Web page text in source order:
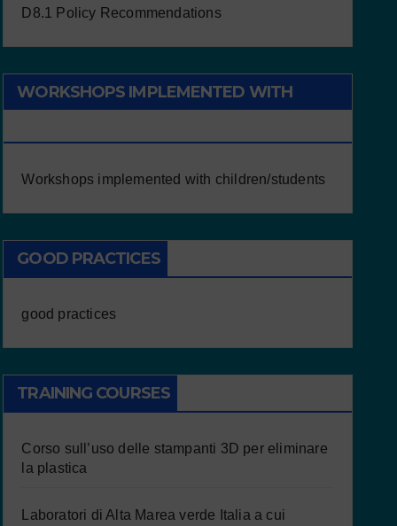
D8.1 Policy Recommendations
WORKSHOPS IMPLEMENTED WITH
Workshops implemented with children/students
GOOD PRACTICES
good practices
TRAINING COURSES
Corso sull’uso delle stampanti 3D per eliminare
la plastica
Laboratori di Alta Marea verde Italia a cui